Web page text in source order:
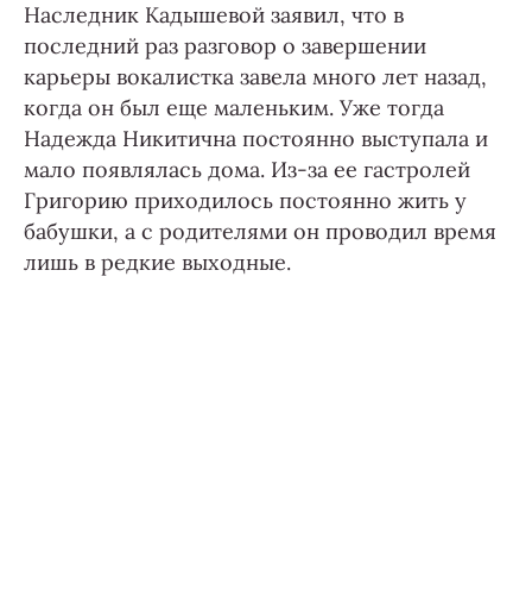
Наследник Кадышевой заявил, что в
последний раз разговор о завершении
карьеры вокалистка завела много лет назад,
когда он был еще маленьким. Уже тогда
Надежда Никитична постоянно выступала и
мало появлялась дома. Из-за ее гастролей
Григорию приходилось постоянно жить у
бабушки, а с родителями он проводил время
лишь в редкие выходные.